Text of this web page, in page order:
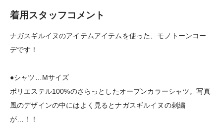
着用スタッフコメント
ナガスギルイヌのアイテムアイテムを使った、モノトーンコー
デです！
●シャツ…Mサイズ
ポリエステル100%のさらっとしたオープンカラーシャツ。写真
風のデザインの中にはよく見るとナガスギルイヌの刺繍
が…！！